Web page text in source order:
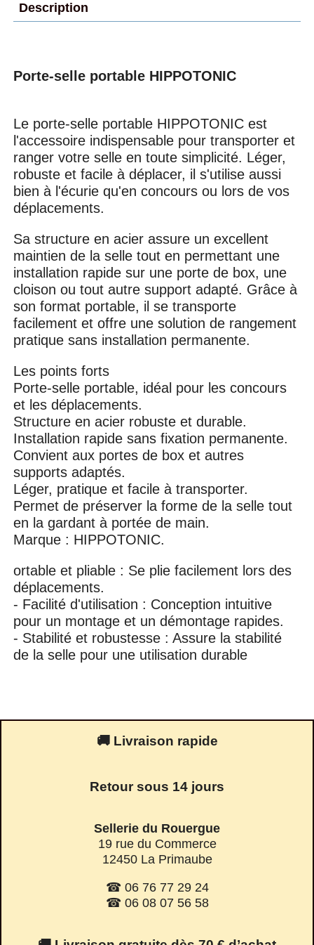
Description
Porte-selle portable HIPPOTONIC
Le porte-selle portable HIPPOTONIC est
l'accessoire indispensable pour transporter et
ranger votre selle en toute simplicité. Léger,
robuste et facile à déplacer, il s'utilise aussi
bien à l'écurie qu'en concours ou lors de vos
déplacements.
Sa structure en acier assure un excellent
maintien de la selle tout en permettant une
installation rapide sur une porte de box, une
cloison ou tout autre support adapté. Grâce à
son format portable, il se transporte
facilement et offre une solution de rangement
pratique sans installation permanente.
Les points forts
Porte-selle portable, idéal pour les concours
et les déplacements.
Structure en acier robuste et durable.
Installation rapide sans fixation permanente.
Convient aux portes de box et autres
supports adaptés.
Léger, pratique et facile à transporter.
Permet de préserver la forme de la selle tout
en la gardant à portée de main.
Marque : HIPPOTONIC.
ortable et pliable : Se plie facilement lors des
déplacements.
- Facilité d'utilisation : Conception intuitive
pour un montage et un démontage rapides.
- Stabilité et robustesse : Assure la stabilité
de la selle pour une utilisation durable
🚚 Livraison rapide
Retour sous 14 jours
Sellerie du Rouergue
19 rue du Commerce
12450 La Primaube
☎ 06 76 77 29 24
☎ 06 08 07 56 58